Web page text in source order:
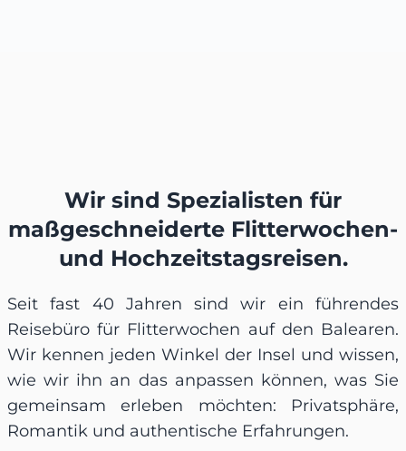
Wir sind Spezialisten für
maßgeschneiderte Flitterwochen-
und Hochzeitstagsreisen.
Seit fast 40 Jahren sind wir ein führendes
Reisebüro für Flitterwochen auf den Balearen.
Wir kennen jeden Winkel der Insel und wissen,
wie wir ihn an das anpassen können, was Sie
gemeinsam erleben möchten: Privatsphäre,
Romantik und authentische Erfahrungen.